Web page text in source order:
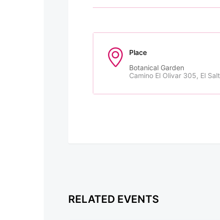
Place
Botanical Garden
Camino El Olivar 305, El
RELATED EVENTS